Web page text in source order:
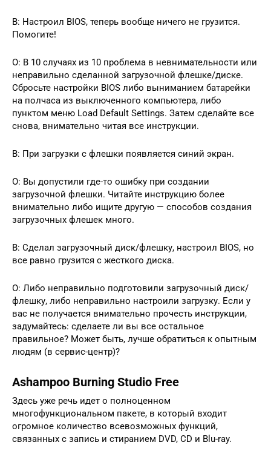
В: Настроил BIOS, теперь вообще ничего не грузится.
Помогите!
О: В 10 случаях из 10 проблема в невнимательности или
неправильно сделанной загрузочной флешке/диске.
Сбросьте настройки BIOS либо выниманием батарейки
на полчаса из выключенного компьютера, либо
пунктом меню Load Default Settings. Затем сделайте все
снова, внимательно читая все инструкции.
В: При загрузки с флешки появляется синий экран.
О: Вы допустили где-то ошибку при создании
загрузочной флешки. Читайте инструкцию более
внимательно либо ищите другую — способов создания
загрузочных флешек много.
В: Сделал загрузочный диск/флешку, настроил BIOS, но
все равно грузится с жесткого диска.
О: Либо неправильно подготовили загрузочный диск/
флешку, либо неправильно настроили загрузку. Если у
вас не получается внимательно прочесть инструкции,
задумайтесь: сделаете ли вы все остальное
правильное? Может быть, лучше обратиться к опытным
людям (в сервис-центр)?
Ashampoo Burning Studio Free
Здесь уже речь идет о полноценном
многофункциональном пакете, в который входит
огромное количество всевозможных функций,
связанных с запись и стиранием DVD, CD и Blu-ray.